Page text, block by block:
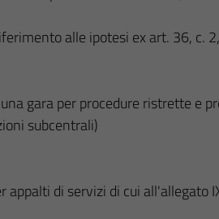
alle ipotesi ex art. 36, c.
gara per procedure ristrette e
subcentrali)
di servizi di cui all'allegato